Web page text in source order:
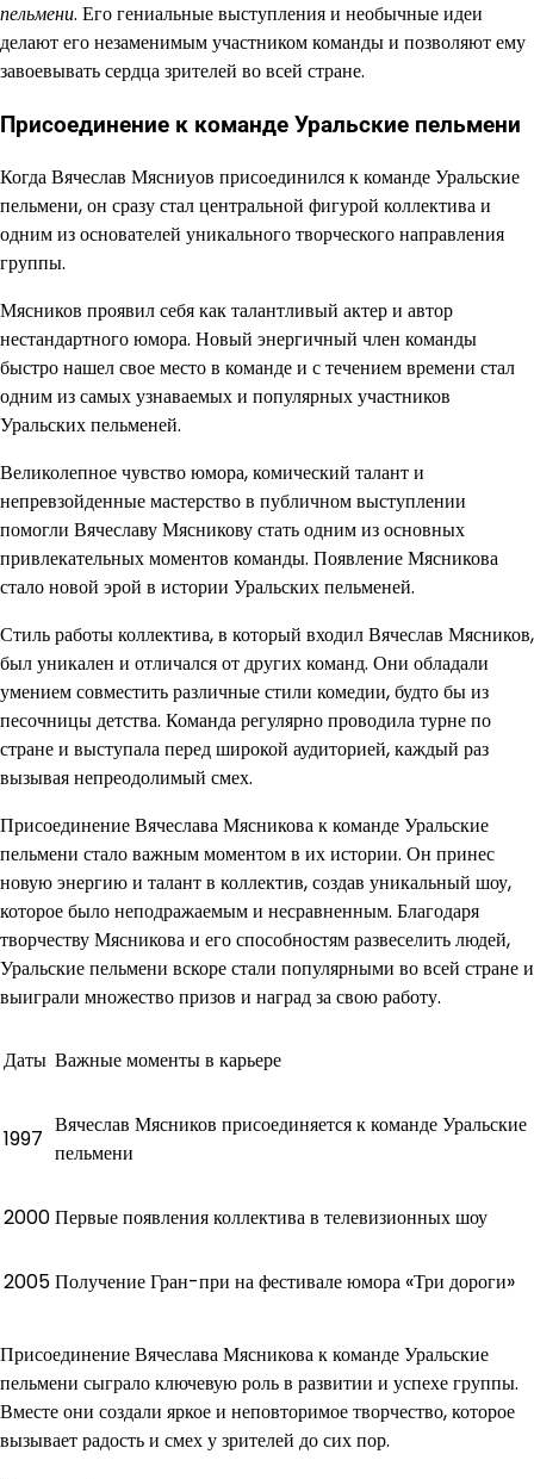
пельмени. Его гениальные выступления и необычные идеи
делают его незаменимым участником команды и позволяют ему
завоевывать сердца зрителей во всей стране.
Присоединение к команде Уральские пельмени
Когда Вячеслав Мясниуов присоединился к команде Уральские
пельмени, он сразу стал центральной фигурой коллектива и
одним из основателей уникального творческого направления
группы.
Мясников проявил себя как талантливый актер и автор
нестандартного юмора. Новый энергичный член команды
быстро нашел свое место в команде и с течением времени стал
одним из самых узнаваемых и популярных участников
Уральских пельменей.
Великолепное чувство юмора, комический талант и
непревзойденные мастерство в публичном выступлении
помогли Вячеславу Мясникову стать одним из основных
привлекательных моментов команды. Появление Мясникова
стало новой эрой в истории Уральских пельменей.
Стиль работы коллектива, в который входил Вячеслав Мясников,
был уникален и отличался от других команд. Они обладали
умением совместить различные стили комедии, будто бы из
песочницы детства. Команда регулярно проводила турне по
стране и выступала перед широкой аудиторией, каждый раз
вызывая непреодолимый смех.
Присоединение Вячеслава Мясникова к команде Уральские
пельмени стало важным моментом в их истории. Он принес
новую энергию и талант в коллектив, создав уникальный шоу,
которое было неподражаемым и несравненным. Благодаря
творчеству Мясникова и его способностям развеселить людей,
Уральские пельмени вскоре стали популярными во всей стране и
выиграли множество призов и наград за свою работу.
Даты Важные моменты в карьере
1997
Вячеслав Мясников присоединяется к команде Уральские
пельмени
2000Первые появления коллектива в телевизионных шоу
2005Получение Гран-при на фестивале юмора «Три дороги»
Присоединение Вячеслава Мясникова к команде Уральские
пельмени сыграло ключевую роль в развитии и успехе группы.
Вместе они создали яркое и неповторимое творчество, которое
вызывает радость и смех у зрителей до сих пор.